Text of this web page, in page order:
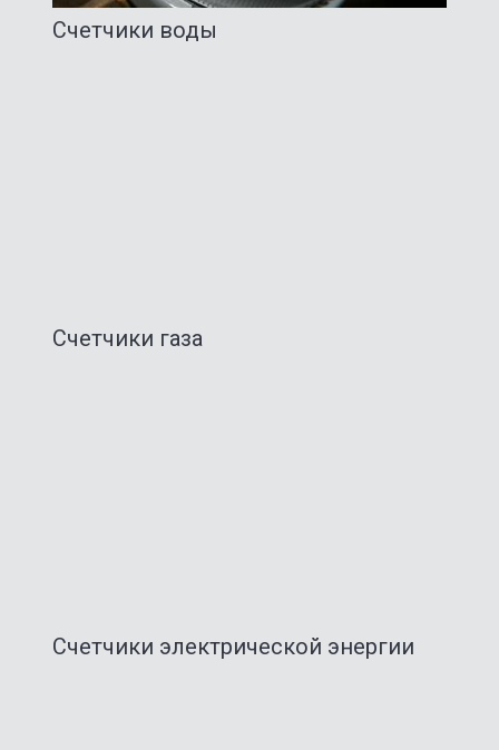
Счетчики воды
Счетчики газа
Счетчики электрической энергии